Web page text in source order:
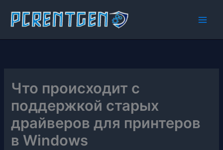
содержимому
Что происходит с
поддержкой старых
драйверов для принтеров
в Windows